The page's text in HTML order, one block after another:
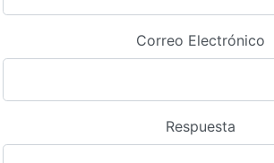
Correo Electrónico
Respuesta